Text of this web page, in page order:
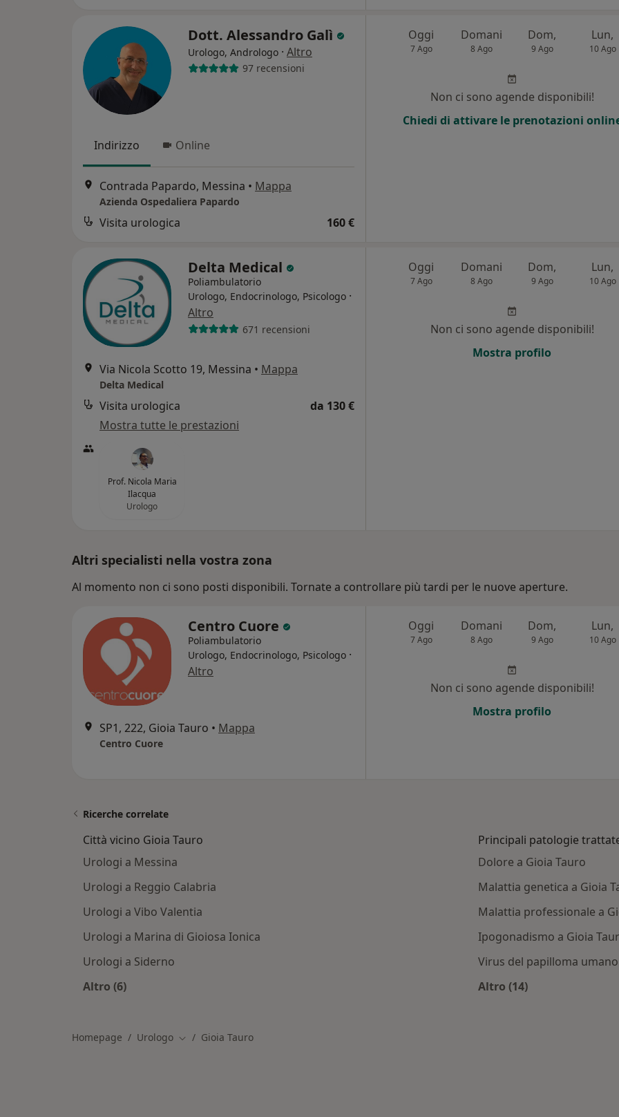
Dott. Alessandro Galì
Urologo, Andrologo · Altro
97 recensioni
Indirizzo Online
Contrada Papardo, Messina • Mappa
Azienda Ospedaliera Papardo
Visita urologica 160 €
Oggi
7 Ago
Domani
8 Ago
Dom,
9 Ago
Lun,
10 Ago
Non ci sono agende disponibili!
Chiedi di attivare le prenotazioni
Delta Medical
Poliambulatorio
Urologo, Endocrinologo, Psicologo ·
Altro
671 recensioni
Via Nicola Scotto 19, Messina • Mappa
Delta Medical
Visita urologica
da 130 €
Mostra tutte le prestazioni
Prof. Nicola Maria
Ilacqua
Urologo
Oggi
7 Ago
Domani
8 Ago
Dom,
9 Ago
Lun,
10 Ago
Non ci sono agende disponibili!
Mostra profilo
Altri specialisti nella vostra zona
Al momento non ci sono posti disponibili. Tornate a controllare più tardi per le nuove aperture.
Centro Cuore
Poliambulatorio
Urologo, Endocrinologo, Psicologo ·
Altro
SP1, 222, Gioia Tauro • Mappa
Centro Cuore
Oggi
7 Ago
Domani
8 Ago
Dom,
9 Ago
Lun,
10 Ago
Non ci sono agende disponibili!
Mostra profilo
Ricerche correlate
Città vicino Gioia Tauro
Urologi a Messina
Urologi a Reggio Calabria
Urologi a Vibo Valentia
Urologi a Marina di Gioiosa Ionica
Urologi a Siderno
Altro (6)
Principali patologie
Dolore a Gioia Tauro
Malattia genetica a Gioia
Malattia professionale a
Ipogonadismo a Gioia
Virus del papilloma
Altro (14)
Homepage Urologo Cambia città
Gioia Tauro